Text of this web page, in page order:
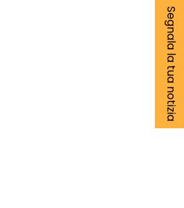
Segnala la tua notizia